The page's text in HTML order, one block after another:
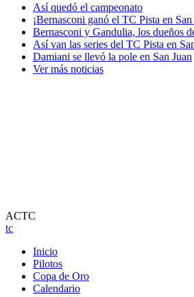
Así quedó el campeonato
¡Bernasconi ganó el TC Pista en San
Bernasconi y Gandulia, los dueños
Así van las series del TC Pista en
Damiani se llevó la pole en San Juan
Ver más noticias
ACTC
tc
Inicio
Pilotos
Copa de Oro
Calendario